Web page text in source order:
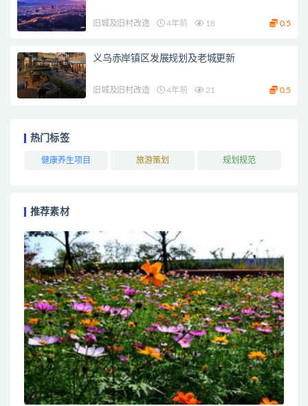
旧城及旧村改造 4年前 18 0.5
义乌赤岸镇区发展规划及老城更新
旧城及旧村改造 4年前 21 0.5
热门标签
健康养生项目 旅游策划 规划规范
推荐素材